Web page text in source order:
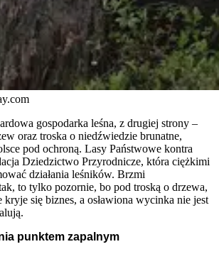
gospodarka leśna, z drugiej strony –
oraz troska o niedźwiedzie brunatne,
pod ochroną. Lasy Państwowe kontra
Dziedzictwo Przyrodnicze, która ciężkimi
działania leśników. Brzmi
to tylko pozornie, bo pod troską o drzewa,
się biznes, a osławiona wycinka nie jest
punktem zapalnym